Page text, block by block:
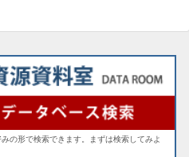
の形で検索できます。まずは検索してみよ